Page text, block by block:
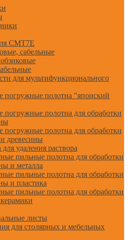
CMT7E
сабельные
для мультифункционального
погружные полотна "японский
погружные полотна для обработки
погружные полотна для обработки
древесины
удаления раствора
пильные полотна для обработки
и металла
пильные полотна для обработки
и пластика
пильные полотна для обработки
листы
для столярных и мебельных